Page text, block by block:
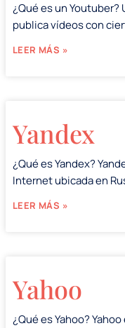
¿Qué es un Youtuber?
publica vídeos con
LEER MÁS »
Yandex
¿Qué es Yandex?
Internet ubicada en
LEER MÁS »
Yahoo
¿Qué es Yahoo?